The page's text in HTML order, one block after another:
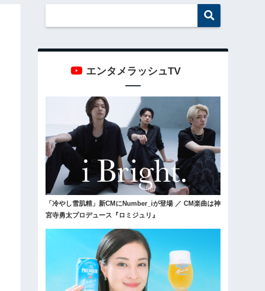
エンタメラッシュTV
「冷やし雪肌精」新CMにNumber_iが登場 ／ CM楽曲は神
宮寺勇太プロデュース『ロミジュリ』